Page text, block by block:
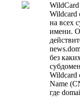
Wildcard
на всех
имени.
без
Wildcard
Name
где